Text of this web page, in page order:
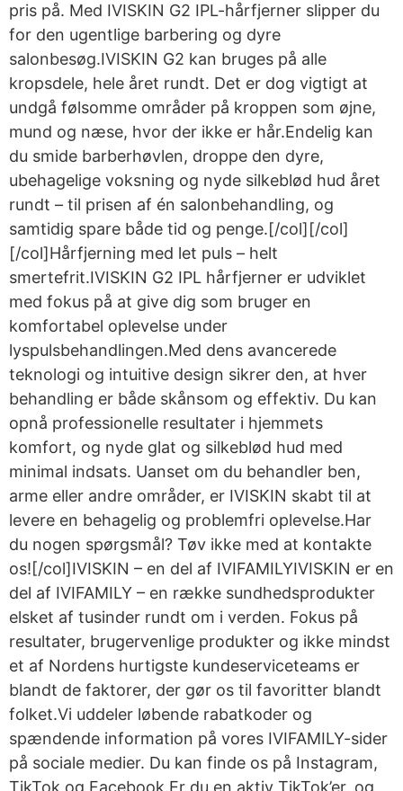
pris på. Med IVISKIN G2 IPL-hårfjerner slipper du
for den ugentlige barbering og dyre
salonbesøg.IVISKIN G2 kan bruges på alle
kropsdele, hele året rundt. Det er dog vigtigt at
undgå følsomme områder på kroppen som øjne,
mund og næse, hvor der ikke er hår.Endelig kan
du smide barberhøvlen, droppe den dyre,
ubehagelige voksning og nyde silkeblød hud året
rundt – til prisen af én salonbehandling, og
samtidig spare både tid og penge.[/col][/col]
[/col]Hårfjerning med let puls – helt
smertefrit.IVISKIN G2 IPL hårfjerner er udviklet
med fokus på at give dig som bruger en
komfortabel oplevelse under
lyspulsbehandlingen.Med dens avancerede
teknologi og intuitive design sikrer den, at hver
behandling er både skånsom og effektiv. Du kan
opnå professionelle resultater i hjemmets
komfort, og nyde glat og silkeblød hud med
minimal indsats. Uanset om du behandler ben,
arme eller andre områder, er IVISKIN skabt til at
levere en behagelig og problemfri oplevelse.Har
du nogen spørgsmål? Tøv ikke med at kontakte
os![/col]IVISKIN – en del af IVIFAMILYIVISKIN er en
del af IVIFAMILY – en række sundhedsprodukter
elsket af tusinder rundt om i verden. Fokus på
resultater, brugervenlige produkter og ikke mindst
et af Nordens hurtigste kundeserviceteams er
blandt de faktorer, der gør os til favoritter blandt
folket.Vi uddeler løbende rabatkoder og
spændende information på vores IVIFAMILY-sider
på sociale medier. Du kan finde os på Instagram,
TikTok og Facebook.Er du en aktiv TikTok’er, og